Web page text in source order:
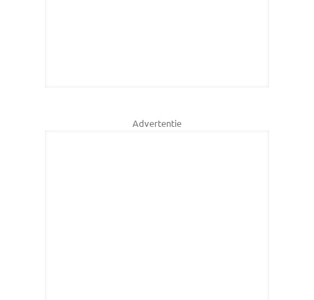
Advertentie